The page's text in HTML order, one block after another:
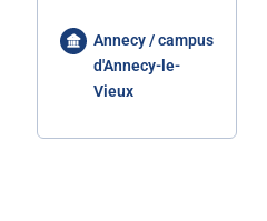
Annecy / campus
d'Annecy-le-
Vieux